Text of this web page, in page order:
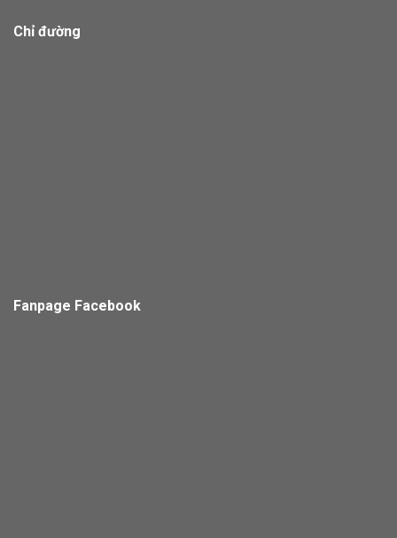
Chỉ đường
Fanpage Facebook